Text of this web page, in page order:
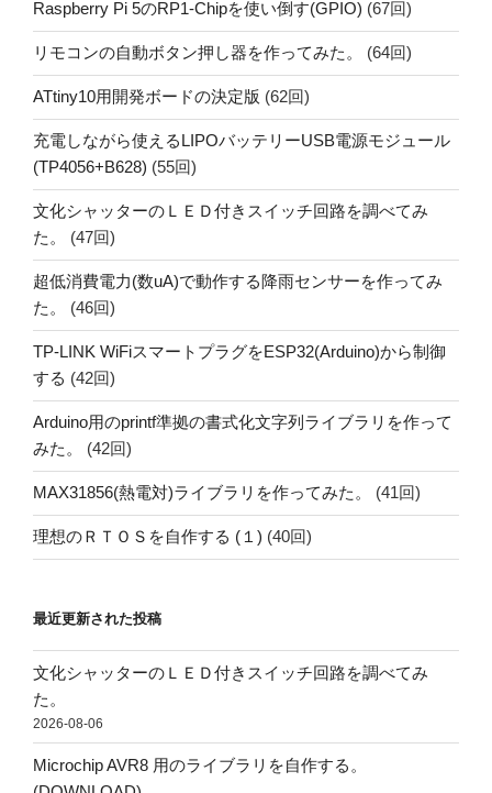
Raspberry Pi 5のRP1-Chipを使い倒す(GPIO) (67回)
リモコンの自動ボタン押し器を作ってみた。 (64回)
ATtiny10用開発ボードの決定版 (62回)
充電しながら使えるLIPOバッテリーUSB電源モジュール
(TP4056+B628) (55回)
文化シャッターのＬＥＤ付きスイッチ回路を調べてみ
た。
(47回)
超低消費電力(数uA)で動作する降雨センサーを作ってみ
た。
(46回)
TP-LINK WiFiスマートプラグをESP32(Arduino)から制御
する (42回)
Arduino用のprintf準拠の書式化文字列ライブラリを作って
みた。
(42回)
MAX31856(熱電対)ライブラリを作ってみた。 (41回)
理想のＲＴＯＳを自作する (１) (40回)
最近更新された投稿
文化シャッターのＬＥＤ付きスイッチ回路を調べてみ
た。
2026-08-06
Microchip AVR8 用のライブラリを自作する。